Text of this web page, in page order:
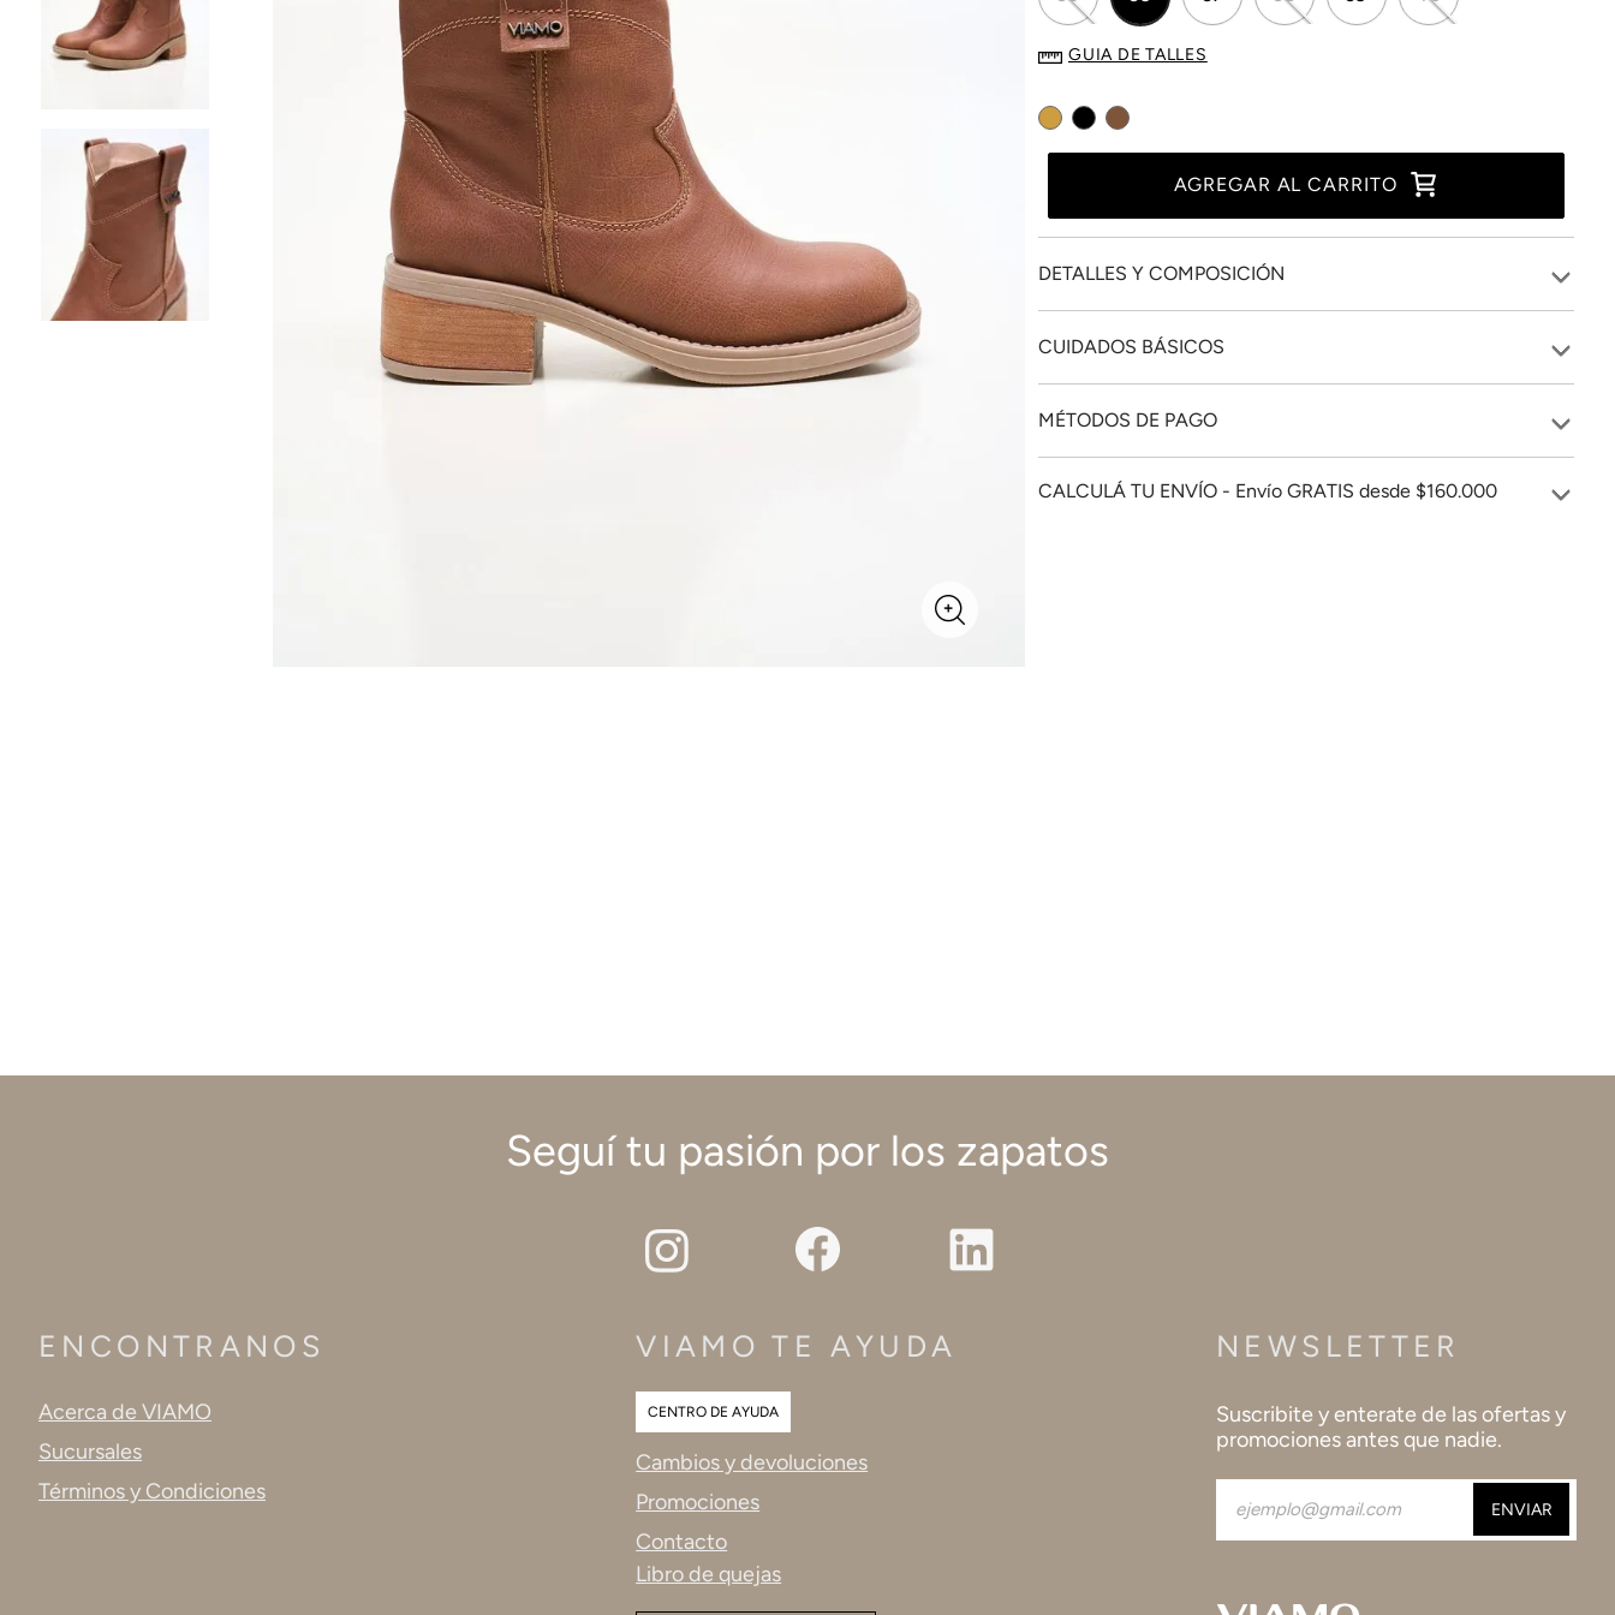
GUIA DE TALLES
AGREGAR AL CARRITO
DETALLES Y COMPOSICIÓN
CUIDADOS BÁSICOS
MÉTODOS DE PAGO
CALCULÁ TU ENVÍO - Envío GRATIS desde $160.000
Seguí tu pasión por los zapatos
ENCONTRANOS
Acerca de VIAMO
Sucursales
Términos y Condiciones
VIAMO TE AYUDA
CENTRO DE AYUDA
Cambios y devoluciones
Promociones
Contacto
Libro de quejas
NEWSLETTER
Suscribite y enterate de las ofertas y
promociones antes que nadie.